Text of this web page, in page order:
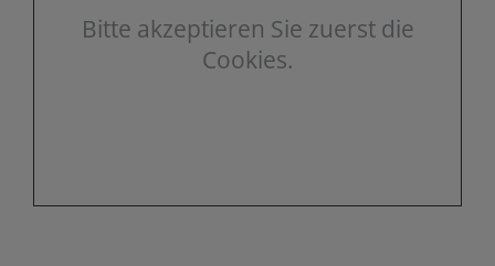
Bitte akzeptieren Sie zuerst die
Cookies.